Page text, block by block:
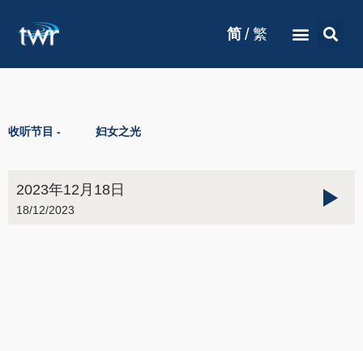
简 / 繁
收听节目 - 妇女之光
2023年12月18日
18/12/2023